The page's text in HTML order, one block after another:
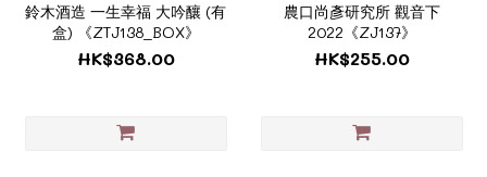
鈴木酒造 一生幸福 大吟釀 (有
盒) 《ZTJ138_BOX》
HK$368.00
農口尚彥研究所 觀音下
2022《ZJ137》
HK$255.00